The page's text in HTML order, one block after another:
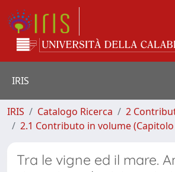
IRIS
IRIS Catalogo Ricerca
2
2.1 Contributo in volume
Tra le vigne ed il mare.